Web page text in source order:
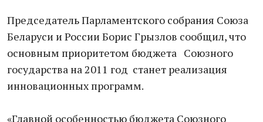
Председатель Парламентского собрания Союза
Беларуси и России Борис Грызлов сообщил, что
основным приоритетом бюджета Союзного
государства на 2011 год станет реализация
инновационных программ.
«Главной особенностью бюджета Союзного